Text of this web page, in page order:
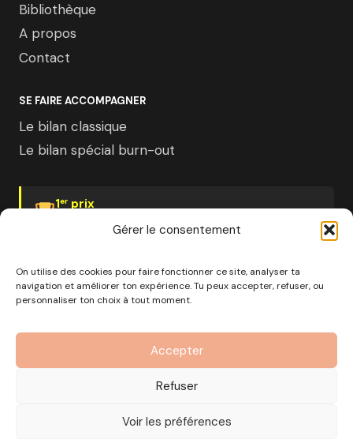
Gérer le consentement
On utilise des cookies pour faire fonctionner ce site, analyser ta
navigation et améliorer ton expérience. Tu peux accepter, refuser, ou
personnaliser ton choix à tout moment.
Accepter
Refuser
Voir les préférences
Bibliothèque
A propos
Contact
SE FAIRE ACCOMPAGNER
Le bilan classique
Le bilan spécial burn-out
1er prix
capital de 1000€ · RCS Marseille · SIRET
890 976 699 00037
OF n°93 13 18812 13 — Enregistré auprès du préfet de la
région Provence-Alpes-Côte d'Azur
Mentions LégalesPolitique de confidentialité